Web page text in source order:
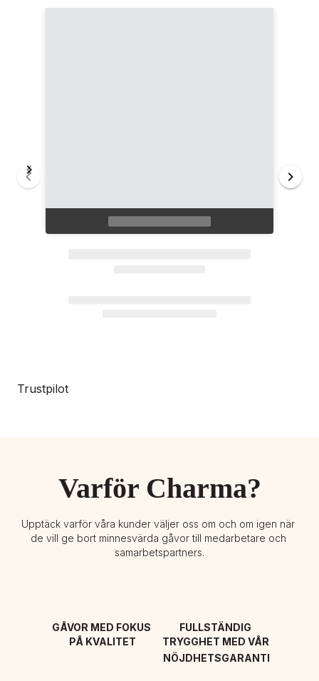
Trustpilot
Varför Charma?
Upptäck varför våra kunder väljer oss om och om igen när
de vill ge bort minnesvärda gåvor till medarbetare och
samarbetspartners.
GÅVOR MED FOKUS
PÅ KVALITET
FULLSTÄNDIG
TRYGGHET MED VÅR
NÖJDHETSGARANTI